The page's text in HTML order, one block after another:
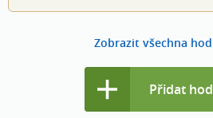
Zobrazit všechna
Přidat